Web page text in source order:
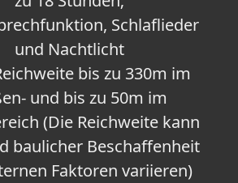
Schlaflieder
und Nachtlicht
bis zu 330m im
und bis zu 50m im
(Die Reichweite kann
baulicher Beschaffenheit
Faktoren variieren)